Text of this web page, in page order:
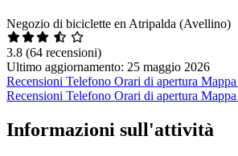
Negozio di biciclette en Atripalda (Avellino)
3.8 (64 recensioni)
Ultimo aggiornamento: 25 maggio 2026
Recensioni Telefono Orari di apertura Mappa
Recensioni Telefono Orari di apertura Mappa
Informazioni sull'attività